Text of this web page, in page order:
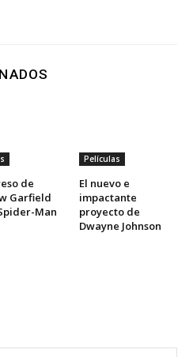
de
Garfield
Man
Películas
El nuevo e
impactante
proyecto de
Dwayne Johnson